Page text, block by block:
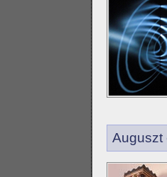
Auguszt